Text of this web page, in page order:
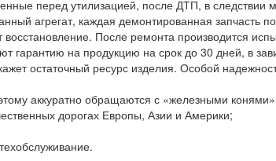
перед утилизацией, после ДТП, в следствии
агрегат, каждая демонтированная запчасть
После ремонта производится
гарантию на продукцию на срок до 30 дней, в
остаточный ресурс изделия. Особой
аккуратно обращаются с «железными
дорогах Европы, Азии и Америки;